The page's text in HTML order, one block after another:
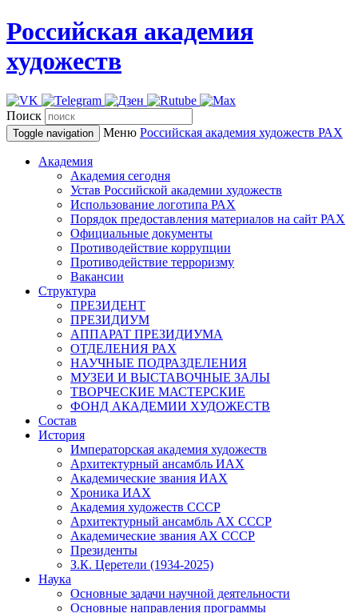
Российская академия
художеств
Поиск
Toggle navigation Меню Российская академия художеств РАХ
Академия
Академия сегодня
Устав Российской академии художеств
Использование логотипа РАХ
Порядок предоставления материалов на сайт РАХ
Официальные документы
Противодействие коррупции
Противодействие терроризму
Вакансии
Структура
ПРЕЗИДЕНТ
ПРЕЗИДИУМ
АППАРАТ ПРЕЗИДИУМА
ОТДЕЛЕНИЯ РАХ
НАУЧНЫЕ ПОДРАЗДЕЛЕНИЯ
МУЗЕИ И ВЫСТАВОЧНЫЕ ЗАЛЫ
ТВОРЧЕСКИЕ МАСТЕРСКИЕ
ФОНД АКАДЕМИИ ХУДОЖЕСТВ
Состав
История
Императорская академия художеств
Архитектурный ансамбль ИАХ
Академические звания ИАХ
Хроника ИАХ
Академия художеств СССР
Архитектурный ансамбль АХ СССР
Академические звания АХ СССР
Президенты
З.К. Церетели (1934-2025)
Наука
Основные задачи научной деятельности
Основные направления программы